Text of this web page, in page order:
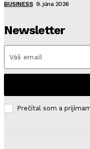
BUSINESS 9. júna 2026
Newsletter
Prečítal som a